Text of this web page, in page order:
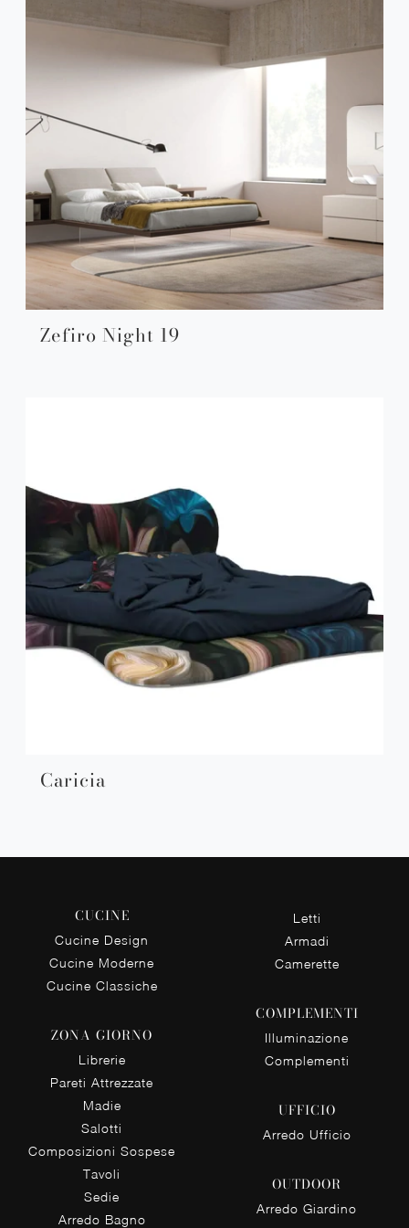
Zefiro Night 19
Caricia
CUCINE
Cucine Design
Cucine Moderne
Cucine Classiche
ZONA GIORNO
Librerie
Pareti Attrezzate
Madie
Salotti
Composizioni Sospese
Tavoli
Sedie
Arredo Bagno
Letti
Armadi
Camerette
COMPLEMENTI
Illuminazione
Complementi
UFFICIO
Arredo Ufficio
OUTDOOR
Arredo Giardino